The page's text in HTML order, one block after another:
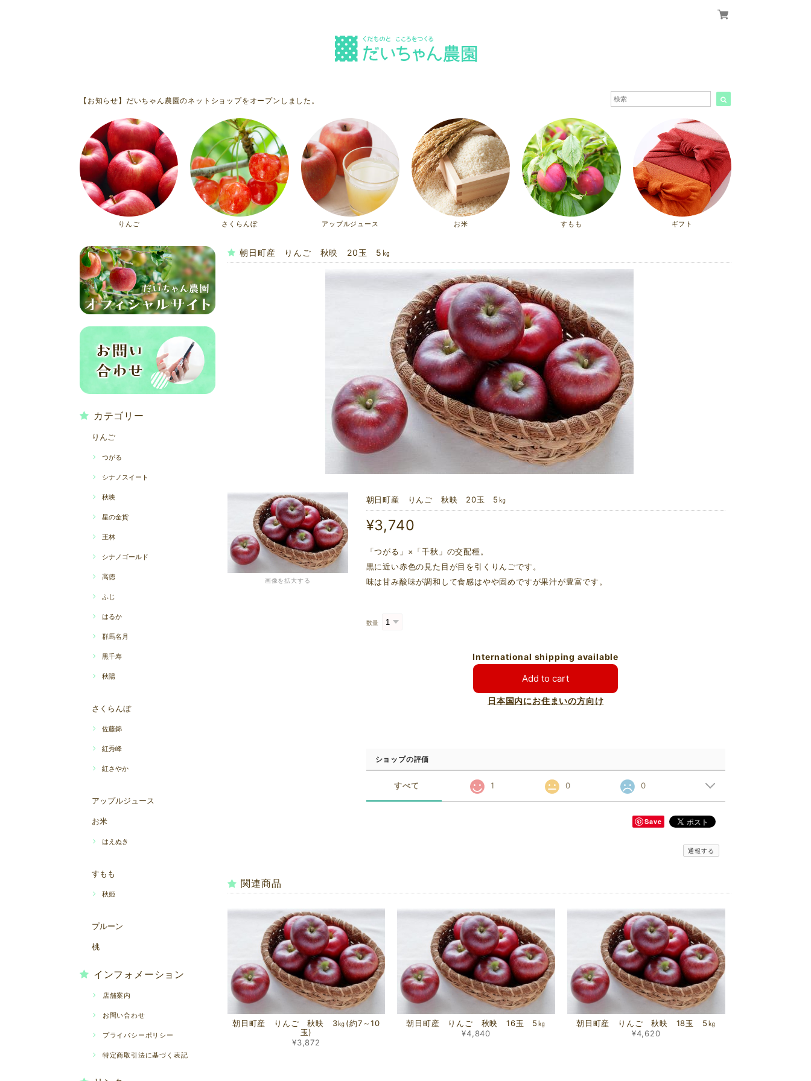
【お知らせ】だいちゃん農園のネットショップをオープンしました。
りんご さくらんぼ アップルジュース お米 すもも ギフト
カテゴリー
りんご
つがる
シナノスイート
秋映
星の金貨
王林
シナノゴールド
高徳
ふじ
はるか
群馬名月
黒千寿
秋陽
さくらんぼ
佐藤錦
紅秀峰
紅さやか
アップルジュース
お米
はえぬき
すもも
秋姫
プルーン
桃
インフォメーション
店舗案内
お問い合わせ
プライバシーポリシー
特定商取引法に基づく表記
朝日町産 りんご 秋映 20玉 5㎏
画像を拡大する
朝日町産 りんご 秋映 20玉 5㎏
¥3,740
「つがる」×「千秋」の交配種。
黒に近い赤色の見た目が目を引くりんごです。
味は甘み酸味が調和して食感はやや固めですが果汁が豊富です。
数量
International shipping available
Add to cart
日本国内にお住まいの方向け
ショップの評価
すべて 1 0 0
Save
通報する
関連商品
朝日町産 りんご 秋映 3㎏(約7～10
玉)
¥3,872
朝日町産 りんご 秋映 16玉 5㎏
¥4,840
朝日町産 りんご 秋映 18玉 5㎏
¥4,620